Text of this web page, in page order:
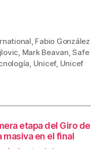
Fabio González
Mark Beavan ,Safe
Unicef, Unicef
etapa del Giro de
masiva en el final